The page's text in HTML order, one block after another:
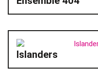
Islanders